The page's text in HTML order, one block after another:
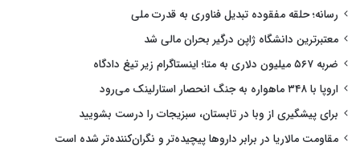
رسانه؛ حلقه مفقوده تبدیل فناوری به قدرت ملی
معتبرترین دانشگاه ژاپن درگیر بحران مالی شد
ضربه ۵۶۷ میلیون دلاری به متا؛ اینستاگرام زیر تیغ دادگاه
اروپا با ۳۴۸ ماهواره به جنگ انحصار استارلینک می‌رود
برای پیشگیری از وبا در تابستان، سبزیجات را درست بشویید
مقاومت مالاریا در برابر داروها پیچیده‌تر و نگران‌کننده‌تر شده است